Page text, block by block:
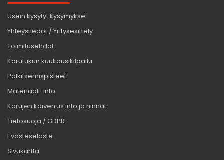
Usein kysytyt kysymykset
Yhteystiedot / Yritysesittely
Toimitusehdot
Korutukun kuukausikilpailu
Palkitsemispisteet
Materiaali-info
Korujen kaiverrus info ja hinnat
Tietosuoja / GDPR
Evästeseloste
Sivukartta